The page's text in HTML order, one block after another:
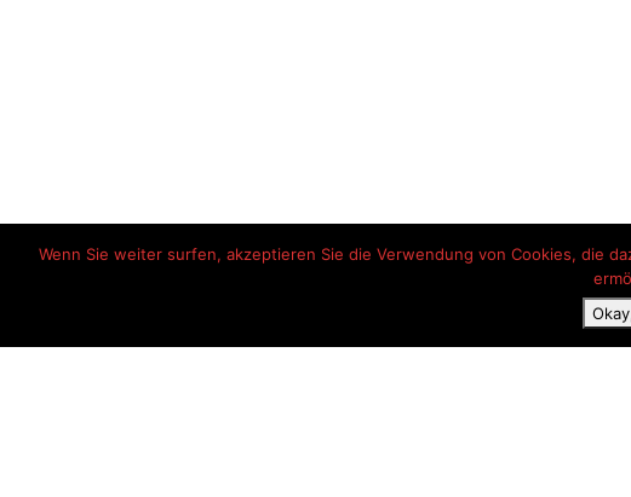
Wenn Sie weiter surfen, akzeptieren Sie die Verwendung von Cookies, die